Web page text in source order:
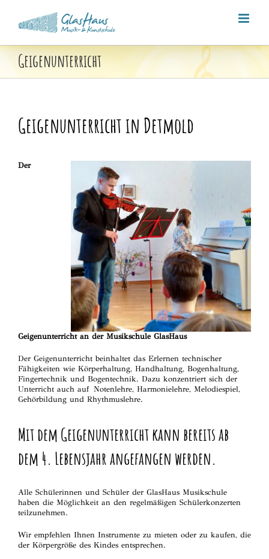
springen
Geigenunterricht
Geigenunterrichtin Detmold
Der
Geigenunterrichtan der Musikschule GlasHaus
Der Geigenunterricht beinhaltet das Erlernen technischer
Fähigkeiten wie Körperhaltung, Handhaltung, Bogenhaltung,
Fingertechnik und Bogentechnik. Dazu konzentriert sich der
Unterricht auch auf Notenlehre, Harmonielehre, Melodiespiel,
Gehörbildung und Rhythmuslehre.
Mit dem Geigenunterricht kann bereits ab
dem 4. Lebensjahr angefangen werden.
Alle Schülerinnen und Schüler der GlasHaus Musikschule
haben die Möglichkeit an den regelmäßigen Schülerkonzerten
teilzunehmen.
Wir empfehlen Ihnen Instrumente zu mieten oder zu kaufen, die
der Körpergröße des Kindes entsprechen.